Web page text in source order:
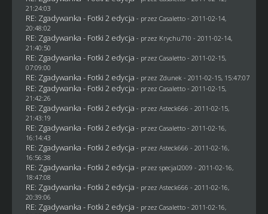
21:24:03
RE: Zgadywanka - Fotki 2 edycja - przez Casaletto- 2011-02-14,
20:48:02
RE: Zgadywanka - Fotki 2 edycja - przez Krychu710 - 2011-02-14,
21:40:50
RE: Zgadywanka - Fotki 2 edycja - przez Casaletto- 2011-02-15,
07:09:00
RE: Zgadywanka - Fotki 2 edycja - przez Zdunek - 2011-02-15, 15:47:07
RE: Zgadywanka - Fotki 2 edycja - przez Casaletto- 2011-02-15,
21:42:26
RE: Zgadywanka - Fotki 2 edycja - przez Asteck666 - 2011-02-15,
21:43:19
RE: Zgadywanka - Fotki 2 edycja - przez Casaletto- 2011-02-16,
16:14:43
RE: Zgadywanka - Fotki 2 edycja - przez Asteck666 - 2011-02-16,
16:56:38
RE: Zgadywanka - Fotki 2 edycja - przez specjal2009 - 2011-02-16,
18:47:08
RE: Zgadywanka - Fotki 2 edycja - przez Asteck666 - 2011-02-16,
20:39:06
RE: Zgadywanka - Fotki 2 edycja - przez Casaletto- 2011-02-16,